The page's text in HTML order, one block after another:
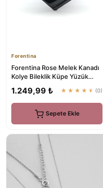
Forentina
Forentina Rose Melek Kanadı
Kolye Bileklik Küpe Yüzük
1.249,99 ₺ ★★★★★ (0)
Sepete Ekle